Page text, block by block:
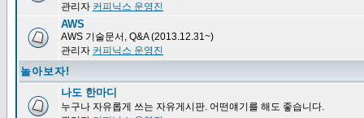
관리자 커피닉스 운영진
AWS
AWS 기술문서, Q&A (2013.12.31~)
관리자 커피닉스 운영진
놀아보자!
나도 한마디
누구나 자유롭게 쓰는 자유게시판. 어떤얘기를 해도 좋습니다.